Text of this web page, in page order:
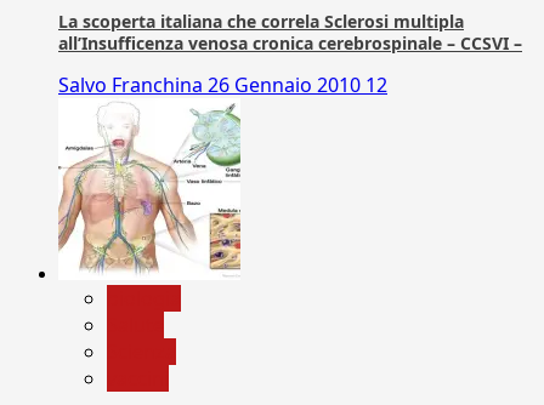
La scoperta italiana che correla Sclerosi multipla
all’Insufficenza venosa cronica cerebrospinale – CCSVI –
Salvo Franchina 26 Gennaio 2010 12